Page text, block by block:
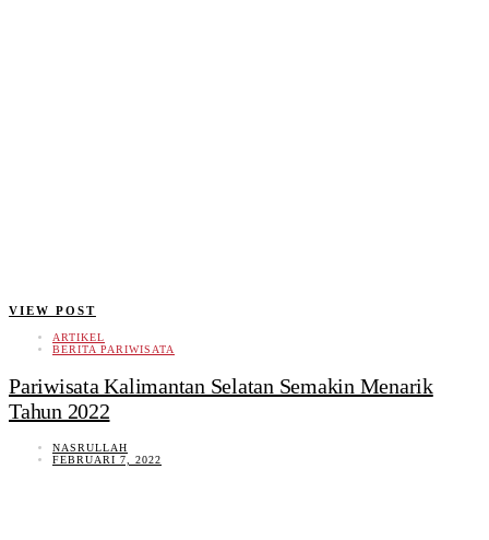
VIEW POST
ARTIKEL
BERITA PARIWISATA
Pariwisata Kalimantan Selatan Semakin Menarik
Tahun 2022
NASRULLAH
FEBRUARI 7, 2022